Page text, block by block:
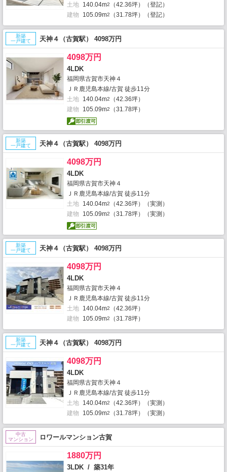
土地 140.04m2
（42.36坪）（登記）
建物
105.09m2 （31.78坪）（登記）
新築
一戸建て
天神４（古賀駅） 4098万円
4098万円
4LDK
福岡県古賀市天神４
ＪＲ鹿児島本線/古賀 徒歩11分
土地 140.04m2
（42.36坪）
建物
105.09m2 （31.78坪）
新築
一戸建て
天神４（古賀駅） 4098万円
4098万円
4LDK
福岡県古賀市天神４
ＪＲ鹿児島本線/古賀 徒歩11分
土地 140.04m2
（42.36坪）（実測）
建物
105.09m2 （31.78坪）（実測）
新築
一戸建て
天神４（古賀駅） 4098万円
4098万円
4LDK
福岡県古賀市天神４
ＪＲ鹿児島本線/古賀 徒歩11分
土地 140.04m2
（42.36坪）
建物
105.09m2 （31.78坪）
新築
一戸建て
天神４（古賀駅） 4098万円
4098万円
4LDK
福岡県古賀市天神４
ＪＲ鹿児島本線/古賀 徒歩11分
土地 140.04m2
（42.36坪）（実測）
建物
105.09m2 （31.78坪）（実測）
中古
マンション
ロワールマンション古賀
1880万円
3LDK / 築31年